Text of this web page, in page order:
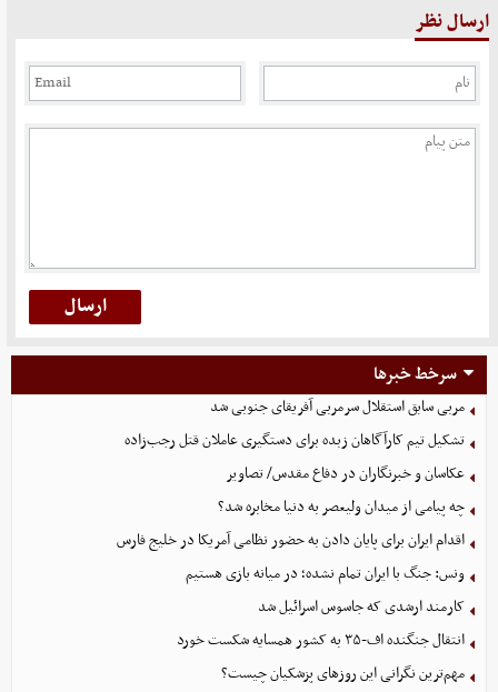
ارسال نظر
سرخط خبرها
مربی سابق استقلال سرمربی آفریقای جنوبی شد
تشکیل تیم کارآگاهان زبده برای دستگیری عاملان قتل رجب‌زاده
عکاسان و خبرنگاران در دفاع مقدس/ تصاویر
چه پیامی از میدان ولیعصر به دنیا مخابره شد؟
اقدام ایران برای پایان دادن به حضور نظامی آمریکا در خلیج فارس
ونس: جنگ با ایران تمام نشده؛ در میانه بازی هستیم
کارمند ارشدی که جاسوس اسرائیل شد
انتقال جنگنده اف-۳۵ به کشور همسایه شکست خورد
مهم‌ترین نگرانی‌ این روزهای پزشکیان چیست؟